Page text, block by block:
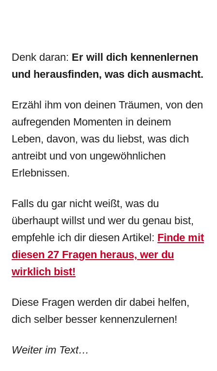
Denk daran: Er will dich kennenlernen
und herausfinden, was dich ausmacht.
Erzähl ihm von deinen Träumen, von den
aufregenden Momenten in deinem
Leben, davon, was du liebst, was dich
antreibt und von ungewöhnlichen
Erlebnissen.
Falls du gar nicht weißt, was du
überhaupt willst und wer du genau bist,
empfehle ich dir diesen Artikel: Finde mit
diesen 27 Fragen heraus, wer du
wirklich bist!
Diese Fragen werden dir dabei helfen,
dich selber besser kennenzulernen!
Weiter im Text…